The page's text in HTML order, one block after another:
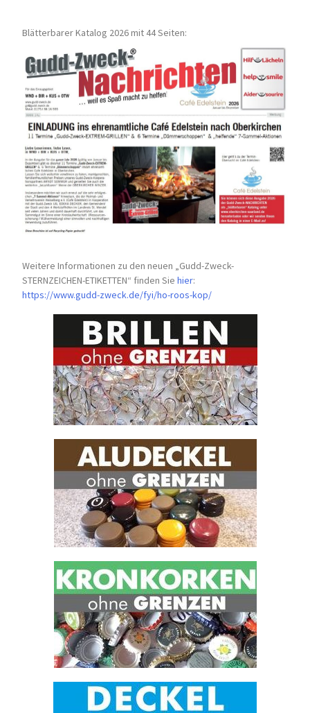
Blätterbarer Katalog 2026 mit 44 Seiten:
Weitere Informationen zu den neuen „Gudd-Zweck-
STERNZEICHEN-ETIKETTEN“ finden Siehier:
https://www.gudd-zweck.de/fyi/ho-roos-kop/